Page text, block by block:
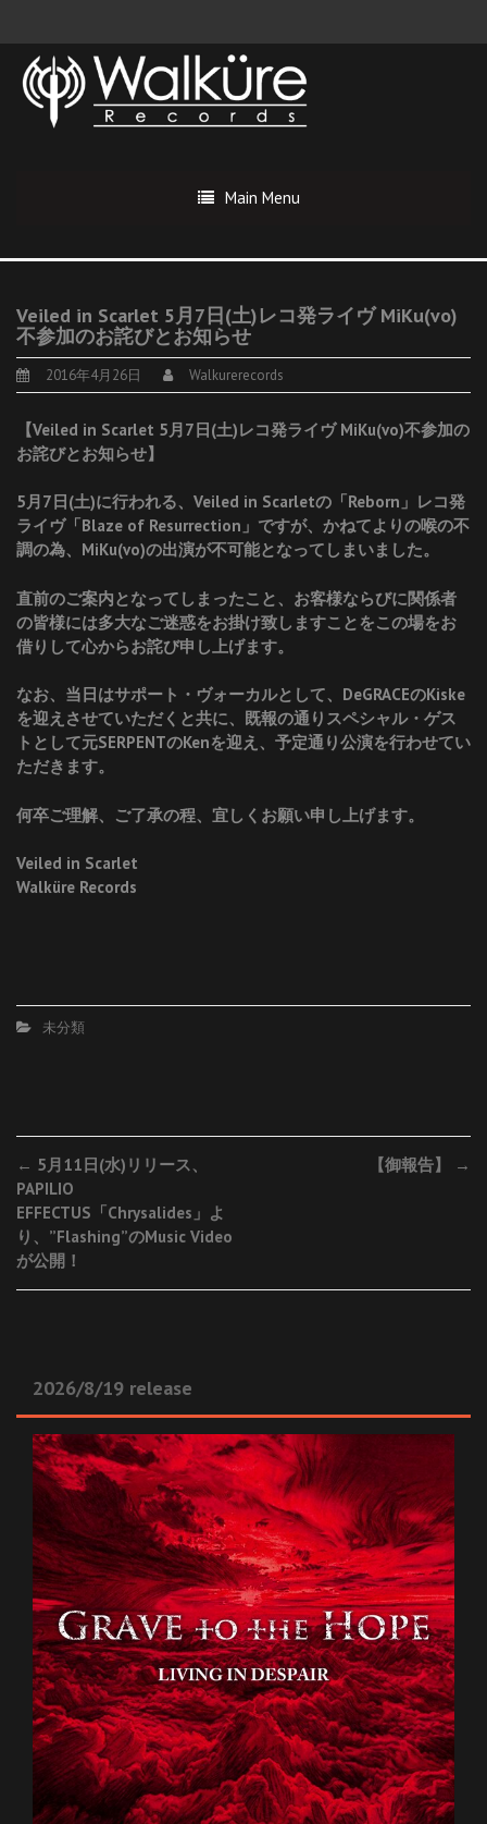
Main Menu
Veiled in Scarlet 5月7日(土)レコ発ライヴ MiKu(vo)
不参加のお詫びとお知らせ
2016年4月26日 Walkurerecords
【Veiled in Scarlet 5月7日(土)レコ発ライヴ MiKu(vo)不参加の
お詫びとお知らせ】
5月7日(土)に行われる、Veiled in Scarletの「Reborn」レコ発
ライヴ「Blaze of Resurrection」ですが、かねてよりの喉の不
調の為、MiKu(vo)の出演が不可能となってしまいました。
直前のご案内となってしまったこと、お客様ならびに関係者
の皆様には多大なご迷惑をお掛け致しますことをこの場をお
借りして心からお詫び申し上げます。
なお、当日はサポート・ヴォーカルとして、DeGRACEのKiske
を迎えさせていただくと共に、既報の通りスペシャル・ゲス
トとして元SERPENTのKenを迎え、予定通り公演を行わせてい
ただきます。
何卒ご理解、ご了承の程、宜しくお願い申し上げます。
Veiled in Scarlet
Walküre Records
未分類
Post
navigation
← 5月11日(水)リリース、
PAPILIO
EFFECTUS「Chrysalides」よ
り、”Flashing”のMusic Video
が公開！
【御報告】 →
2026/8/19 release